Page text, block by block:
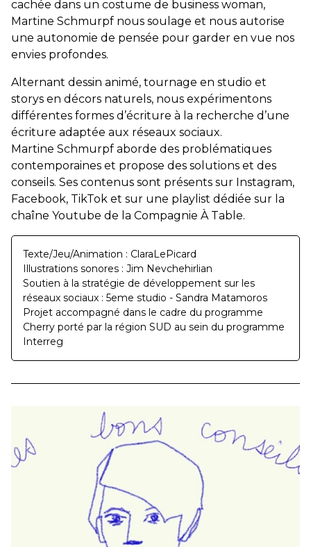
cachée dans un costume de business woman,
Martine Schmurpf nous soulage et nous autorise
une autonomie de pensée pour garder en vue nos
envies profondes.
Alternant dessin animé, tournage en studio et
storys en décors naturels, nous expérimentons
différentes formes d’écriture à la recherche d’une
écriture adaptée aux réseaux sociaux.
Martine Schmurpf aborde des problématiques
contemporaines et propose des solutions et des
conseils. Ses contenus sont présents sur Instagram,
Facebook, TikTok et sur une playlist dédiée sur la
chaîne Youtube de la Compagnie À Table.
Texte/Jeu/Animation : ClaraLePicard
Illustrations sonores : Jim Nevchehirlian
Soutien à la stratégie de développement sur les
réseaux sociaux : 5eme studio - Sandra Matamoros
Projet accompagné dans le cadre du programme
Cherry porté par la région SUD au sein du programme
Interreg